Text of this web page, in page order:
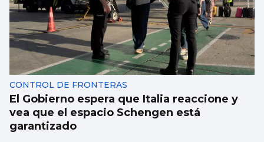
CONTROL DE FRONTERAS
El Gobierno espera que Italia reaccione y
vea que el espacio Schengen está
garantizado